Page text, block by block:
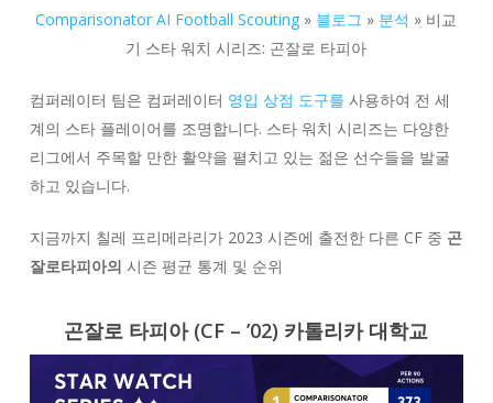
Comparisonator AI Football Scouting » 블로그 » 분석 » 비교
기 스타 워치 시리즈: 곤잘로 타피아
컴퍼레이터 팀은 컴퍼레이터 영입 상점 도구를 사용하여 전 세
계의 스타 플레이어를 조명합니다. 스타 워치 시리즈는 다양한
리그에서 주목할 만한 활약을 펼치고 있는 젊은 선수들을 발굴
하고 있습니다.
지금까지 칠레 프리메라리가 2023 시즌에 출전한 다른 CF 중 곤
잘로타피아의 시즌 평균 통계 및 순위
곤잘로 타피아(CF – ’02) 카톨리카 대학교